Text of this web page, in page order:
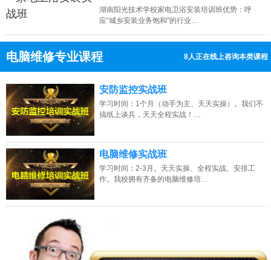
湖南阳光技术学校家电卫浴安装培训班优势：呼
应“城乡安装业务饱和”的行业…
电脑维修专业课程 8人正在线上咨询本类课程
点击免费咨询电话：13807313137
安防监控实战班
学习时间：1个月（动手为主、天天实操）。我们不
搞纸上谈兵，天天全程实战！…
电脑维修实战班
学习时间：2-3月。天天实操、全程实战、安排工
作。我校拥有齐备的电脑维修培…